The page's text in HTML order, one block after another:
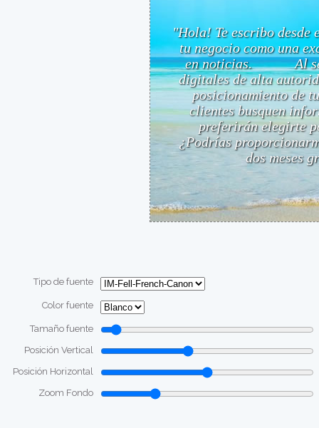
Tipo de fuente
Color fuente
Tamaño fuente
Posición Vertical
Posición Horizontal
Zoom Fondo